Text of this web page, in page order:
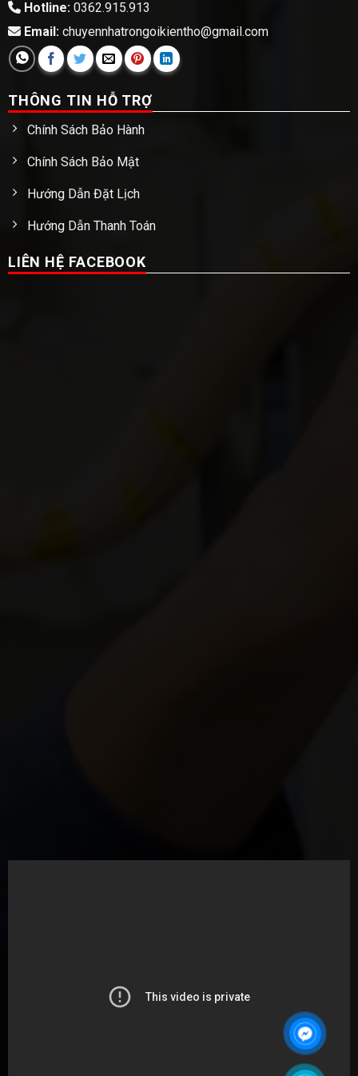
Hotline:0362.915.913
Email:chuyennhatrongoikientho@gmail.com
THÔNG TIN HỖ TRỢ
Chính Sách Bảo Hành
Chính Sách Bảo Mật
Hướng Dẫn Đặt Lịch
Hướng Dẫn Thanh Toán
LIÊN HỆ FACEBOOK